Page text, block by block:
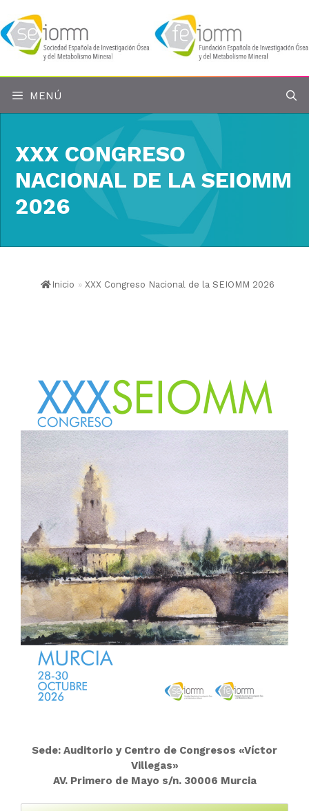
al
contenido
MENÚ
XXX CONGRESO
NACIONAL DE LA SEIOMM
2026
Inicio » XXX Congreso Nacional de la SEIOMM 2026
Sede: Auditorio y Centro de Congresos «Víctor
Villegas»
AV. Primero de Mayo s/n. 30006 Murcia